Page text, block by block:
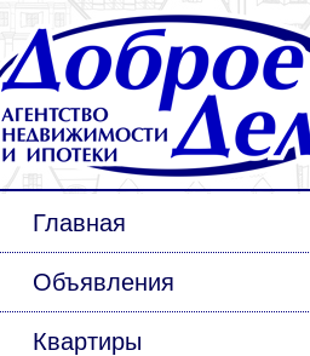
Главная
Объявления
Квартиры